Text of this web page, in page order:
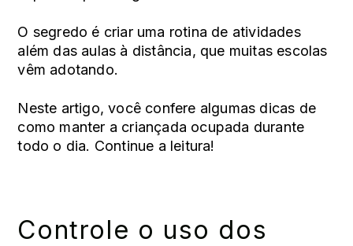
O segredo é criar uma rotina de atividades
além das aulas à distância, que muitas escolas
vêm adotando.
Neste artigo, você confere algumas dicas de
como manter a criançada ocupada durante
todo o dia. Continue a leitura!
Controle o uso dos